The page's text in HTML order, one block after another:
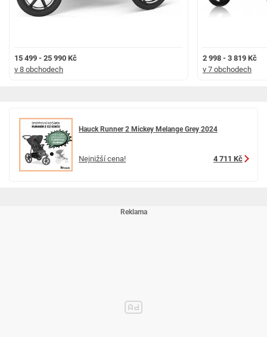
15 499 - 25 990 Kč
v 8 obchodech
2 998 - 3 819 Kč
v 7 obchodech
Hauck Runner 2 Mickey Melange Grey 2024
Nejnižší cena! 4 711 Kč